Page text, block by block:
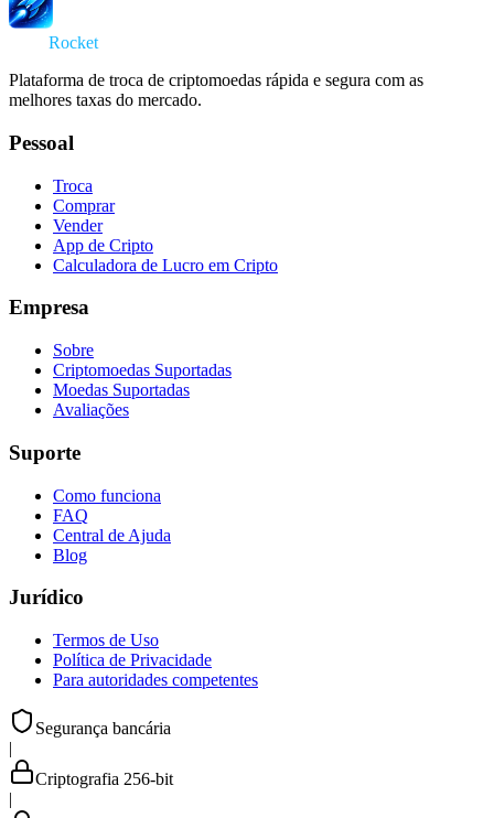
Rocket
Plataforma de troca de criptomoedas rápida e segura com as
melhores taxas do mercado.
Pessoal
Troca
Comprar
Vender
App de Cripto
Calculadora de Lucro em Cripto
Empresa
Sobre
Criptomoedas Suportadas
Moedas Suportadas
Avaliações
Suporte
Como funciona
FAQ
Central de Ajuda
Blog
Jurídico
Termos de Uso
Política de Privacidade
Para autoridades competentes
Segurança bancária
|
Criptografia 256-bit
|